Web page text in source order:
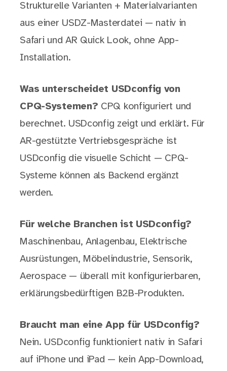
Strukturelle Varianten + Materialvarianten
aus einer USDZ-Masterdatei — nativ in
Safari und AR Quick Look, ohne App-
Installation.
Was unterscheidet USDconfig von
CPQ-Systemen? CPQ konfiguriert und
berechnet. USDconfig zeigt und erklärt. Für
AR-gestützte Vertriebsgespräche ist
USDconfig die visuelle Schicht — CPQ-
Systeme können als Backend ergänzt
werden.
Für welche Branchen ist USDconfig?
Maschinenbau, Anlagenbau, Elektrische
Ausrüstungen, Möbelindustrie, Sensorik,
Aerospace — überall mit konfigurierbaren,
erklärungsbedürftigen B2B-Produkten.
Braucht man eine App für USDconfig?
Nein. USDconfig funktioniert nativ in Safari
auf iPhone und iPad — kein App-Download,